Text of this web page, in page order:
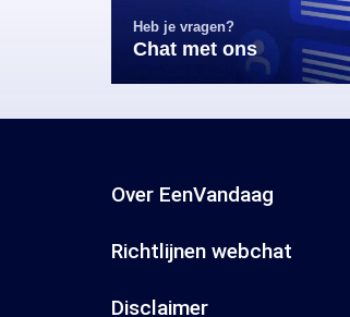
Heb je vragen?
Chat met ons
Over EenVandaag
Richtlijnen webchat
Disclaimer